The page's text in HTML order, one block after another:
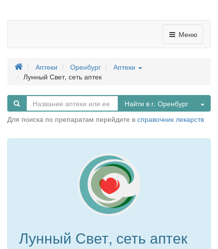
Меню
Аптеки Оренбург
Аптеки
Лунный Свет, сеть аптек
Найти в г. Оренбург
Для поиска по препаратам перейдите в справочник лекарств
Лунный Свет, сеть аптек